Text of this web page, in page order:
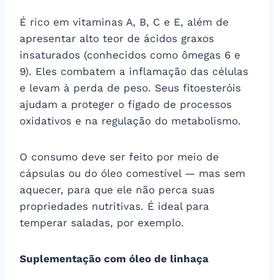
É rico em vitaminas A, B, C e E, além de
apresentar alto teor de ácidos graxos
insaturados (conhecidos como ômegas 6 e
9). Eles combatem a inflamação das células
e levam à perda de peso. Seus fitoesteróis
ajudam a proteger o fígado de processos
oxidativos e na regulação do metabolismo.
O consumo deve ser feito por meio de
cápsulas ou do óleo comestível — mas sem
aquecer, para que ele não perca suas
propriedades nutritivas. É ideal para
temperar saladas, por exemplo.
Suplementação com óleo de linhaça